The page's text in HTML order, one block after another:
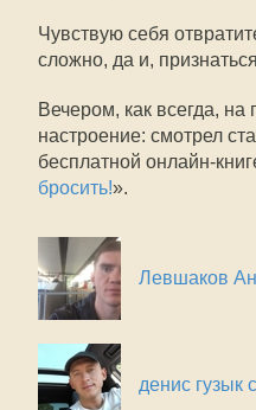
Чувствую себя
сложно, да и,
Вечером, как всегда,
настроение: смотрел
бесплатной онлайн-
бросить!».
Левшаков
денис гузык